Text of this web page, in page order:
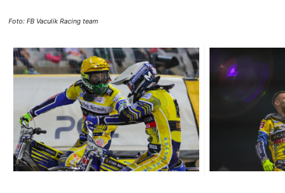
Foto: FB Vaculik Racing team